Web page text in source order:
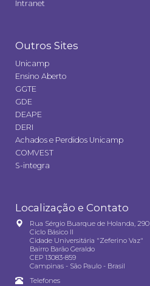
Intranet
Outros Sites
Unicamp
Ensino Aberto
GGTE
GDE
DEAPE
DERI
Achados e Perdidos Unicamp
COMVEST
S-integra
Localização e Contato
Rua Sérgio Buarque de Holanda, 290
Ciclo Básico II
Cidade Universitária "Zeferino Vaz"
Bairro Barão Geraldo
CEP 13083-859
Campinas - São Paulo - Brasil
Telefones